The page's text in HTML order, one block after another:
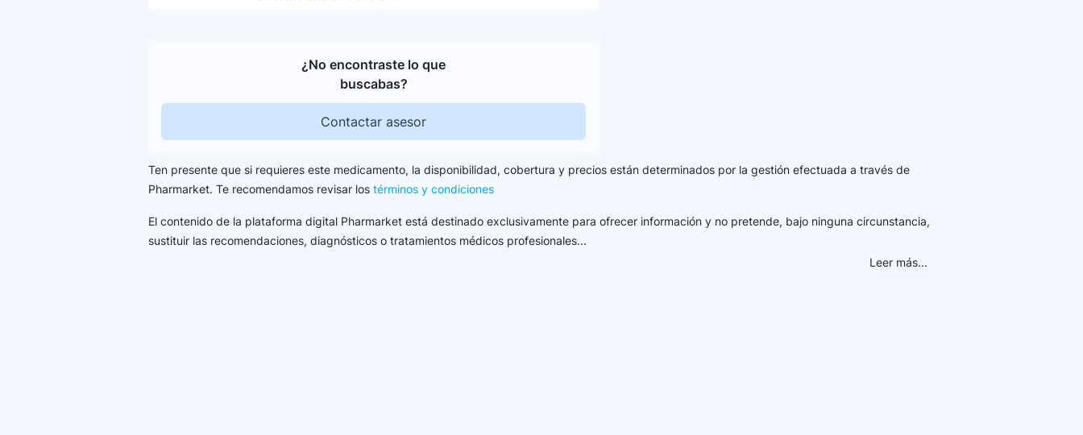
¿No encontraste lo que
buscabas?
Contactar asesor
Ten presente que si requieres este medicamento, la disponibilidad, cobertura y precios están determinados por la gestión efectuada a través de
Pharmarket. Te recomendamos revisar los términos y condiciones
El contenido de la plataforma digital Pharmarket está destinado exclusivamente para ofrecer información y no pretende, bajo ninguna circunstancia,
sustituir las recomendaciones, diagnósticos o tratamientos médicos profesionales...
Leer más...